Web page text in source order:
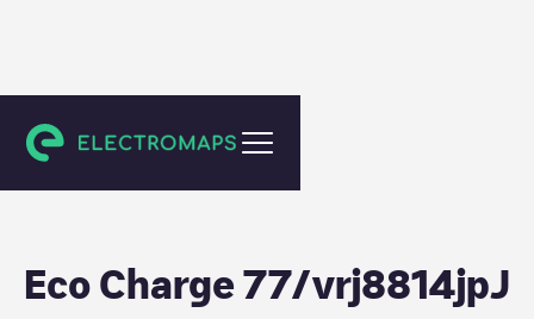
Brie-Comte-Robert
Eco Charge 77/vrj8814jpJ